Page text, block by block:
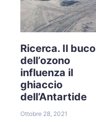
Ricerca. Il buco
dell’ozono
influenza il
ghiaccio
dell’Antartide
Ottobre 28, 2021